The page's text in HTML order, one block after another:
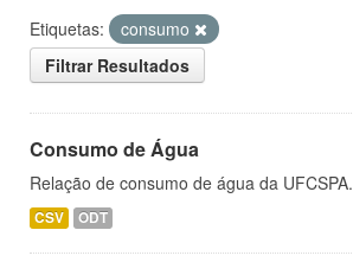
Etiquetas:
consumo
Filtrar Resultados
Consumo de Água
Relação de consumo de água da UFCSPA.
CSV ODT